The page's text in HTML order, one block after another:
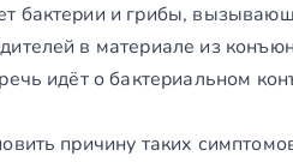
бактерии и грибы,
в материале из
идёт о бактериальном
причину таких